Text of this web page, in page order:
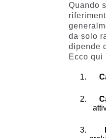
Quando
da solo
dipende
Ecco qui